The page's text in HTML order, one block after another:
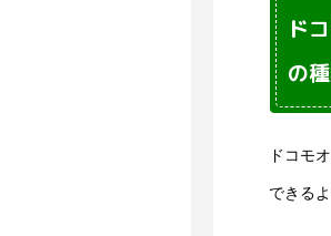
ド
の
ドコモ
できる